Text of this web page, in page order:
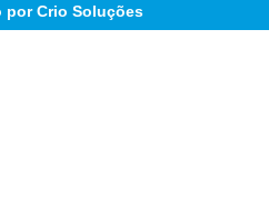
por Crio Soluções